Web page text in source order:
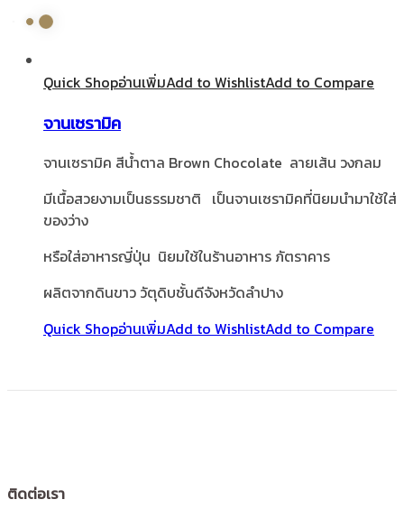
Quick Shopอ่านเพิ่มAdd to WishlistAdd to Compare
จานเซรามิค
จานเซรามิค สีน้ำตาล Brown Chocolate ลายเส้น วงกลม
มีเนื้อสวยงามเป็นธรรมชาติ เป็นจานเซรามิคที่นิยมนำมาใช้ใส่
ของว่าง
หรือใส่อาหารญี่ปุ่น นิยมใช้ในร้านอาหาร ภัตราคาร
ผลิตจากดินขาว วัตุดิบชั้นดีจังหวัดลำปาง
Quick Shopอ่านเพิ่มAdd to WishlistAdd to Compare
ติดต่อเรา